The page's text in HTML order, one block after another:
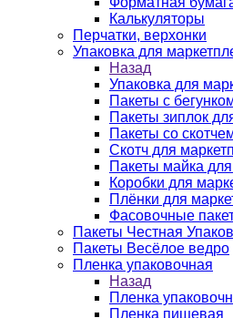
Калькуляторы
Перчатки, верхонки
Упаковка для
Назад
Упаковка для
Пакеты с
Пакеты зиплок
Пакеты со
Скотч для
Пакеты майка
Коробки для
Плёнки для
Фасовочные
Пакеты Честная
Пакеты Весёлое ведро
Пленка упаковочная
Назад
Пленка
Пленка пищевая